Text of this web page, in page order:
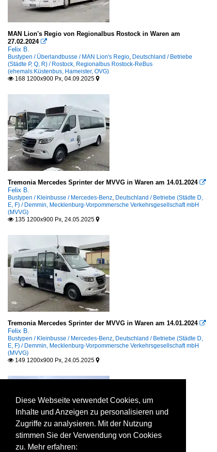
MAN Lion's Regio von Regionalbus Rostock in Waren am
27.02.2024 
Felix B.
Bustypen / Überlandbusse / MAN Lion's Regio, Deutschland / Betriebe
(Städte P, Q, R) / Rostock, Regionalbus Rostock-ReBus
(ehemals:Küstenbus, Hameister, OVG)
 168 1200x900 Px, 04.09.2025 
Tremonia Mercedes Sprinter der MVVG in Waren am 14.01.2024 
Felix B.
Bustypen / Kleinbusse / Mercedes-Benz, Deutschland / Betriebe (Städte D,
E, F) / Demmin, Mecklenburg-Vorpommersche Verkehrsgesellschaft mbH
(MVVG)
 135 1200x900 Px, 24.05.2025 
Tremonia Mercedes Sprinter der MVVG in Waren am 14.01.2024 
Felix B.
Bustypen / Kleinbusse / Mercedes-Benz, Deutschland / Betriebe (Städte D,
E, F) / Demmin, Mecklenburg-Vorpommersche Verkehrsgesellschaft mbH
(MVVG)
 149 1200x900 Px, 24.05.2025 
Diese Webseite verwendet Cookies, um
Inhalte und Anzeigen zu personalisieren und
Zugriffe zu analysieren. Mit der Nutzung
stimmen Sie der Verwendung von Cookies
zu. Mehr erfahren: